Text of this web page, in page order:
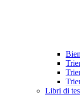
Libri di